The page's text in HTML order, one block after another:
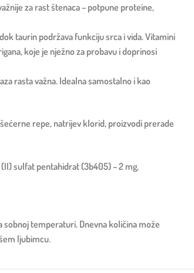
za rast štenaca – potpune proteine,
taurin podržava funkciju srca i vida. Vitamini
koje je nježno za probavu i doprinosi
rasta važna. Idealna samostalno i kao
repe, natrijev klorid, proizvodi prerade
sulfat pentahidrat (3b405) – 2 mg,
sobnoj temperaturi. Dnevna količina može
ljubimcu.